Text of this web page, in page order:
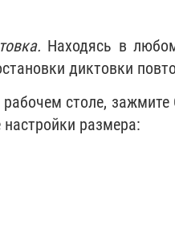
Находясь в
диктовки
столе,
размера: